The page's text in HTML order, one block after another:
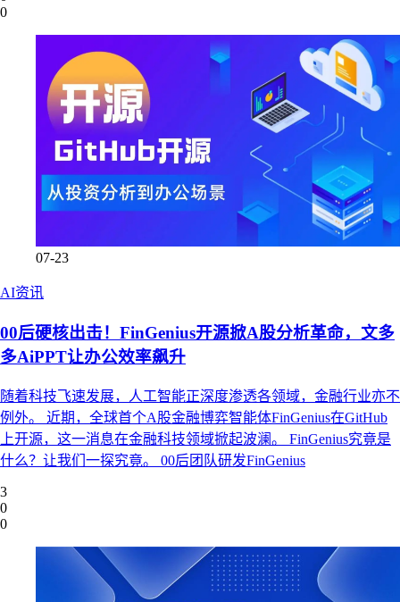
0
07-23
AI资讯
00后硬核出击！FinGenius开源掀A股分析革命，文多
多AiPPT让办公效率飙升
随着科技飞速发展，人工智能正深度渗透各领域，金融行业亦不
例外。 近期，全球首个A股金融博弈智能体FinGenius在GitHub
上开源，这一消息在金融科技领域掀起波澜。 FinGenius究竟是
什么？让我们一探究竟。 00后团队研发FinGenius
3
0
0